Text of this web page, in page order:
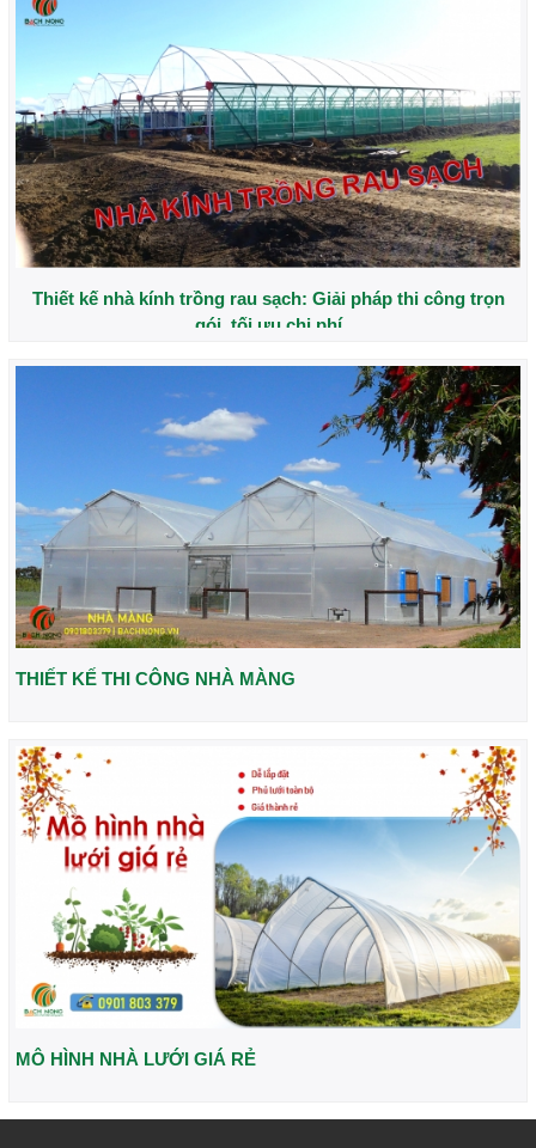
Thiết kế nhà kính trồng rau sạch: Giải pháp thi công trọn
gói, tối ưu chi phí
THIẾT KẾ THI CÔNG NHÀ MÀNG
MÔ HÌNH NHÀ LƯỚI GIÁ RẺ